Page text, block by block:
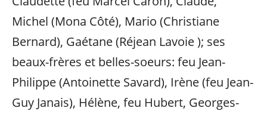
Michel (Mona Côté), Mario (Christiane
Bernard), Gaétane (Réjean Lavoie ); ses
beaux-frères et belles-soeurs: feu Jean-
Philippe (Antoinette Savard), Irène (feu Jean-
Guy Janais), Hélène, feu Hubert, Georges-